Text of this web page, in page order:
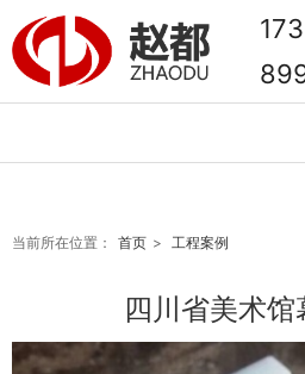
当前所在位置： 首页 > 工程案例
四川省美术馆